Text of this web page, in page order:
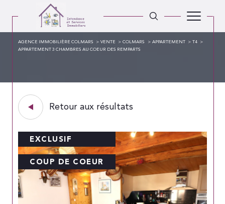
AGENCE IMMOBILIÈRE COLMARS VENTE COLMARS APPARTEMENT
T4
APPARTEMENT 3 CHAMBRES AU COEUR DES REMPARTS
Retour aux résultats
EXCLUSIF
COUP DE COEUR